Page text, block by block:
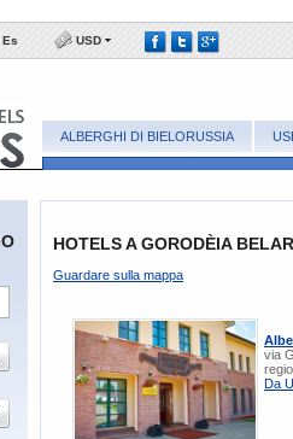
Es USD
ALBERGHI DI BIELORUSSIA
HOTELS A GORODÈIA
Guardare sulla mappa
via
Da